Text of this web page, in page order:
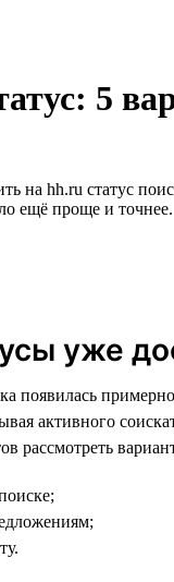
5
на hh.ru статус
ещё проще и точнее.
уже
появилась
активного
рассмотреть